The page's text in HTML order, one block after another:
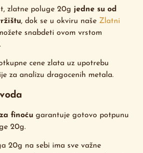
zlatne poluge 20g jedne su od
, dok se u okviru naše Zlatni
snabdeti ovom vrstom
cene zlata uz upotrebu
za analizu dragocenih metala.
finoću garantuje gotovo potpunu
20g.
20g na sebi ima sve važne